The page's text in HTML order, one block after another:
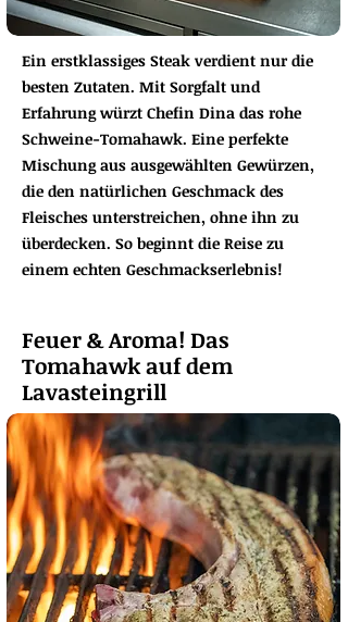
Ein erstklassiges Steak verdient nur die
besten Zutaten. Mit Sorgfalt und
Erfahrung würzt Chefin Dina das rohe
Schweine-Tomahawk. Eine perfekte
Mischung aus ausgewählten Gewürzen,
die den natürlichen Geschmack des
Fleisches unterstreichen, ohne ihn zu
überdecken. So beginnt die Reise zu
einem echten Geschmackserlebnis!
Feuer & Aroma! Das
Tomahawk auf dem
Lavasteingrill